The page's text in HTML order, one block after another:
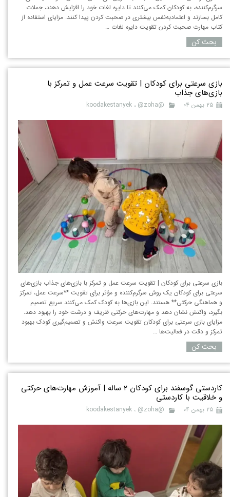
سرگرم‌کننده، به کودکان کمک می‌کنند تا دایره لغات خود را افزایش دهند، جملات
کامل بسازند و اعتمادبه‌نفس بیشتری در صحبت کردن پیدا کنند. مزایای استفاده از
کتاب مهارت صحبت کردن تقویت دایره لغات …
بحث کن
بازی سرعتی برای کودکان | تقویت سرعت عمل و تمرکز با
بازی‌های جذاب
۲۵ بهمن ۰۴ @koodakestanyek ، @zoha
بازی سرعتی برای کودکان | تقویت سرعت عمل و تمرکز با بازی‌های جذاب بازی‌های
سرعتی برای کودکان یک روش سرگرم‌کننده و مؤثر برای تقویت **سرعت عمل، تمرکز
و هماهنگی حرکتی** هستند. این بازی‌ها به کودک کمک می‌کنند سریع تصمیم
بگیرد، واکنش نشان دهد و مهارت‌های حرکتی ظریف و درشت خود را بهبود دهد.
مزایای بازی سرعتی برای کودکان تقویت سرعت واکنش و تصمیم‌گیری کودک بهبود
تمرکز و دقت در فعالیت‌ها …
بحث کن
کاردستی گوسفند برای کودکان ۲ ساله | آموزش مهارت‌های حرکتی
و خلاقیت با کاردستی
۲۵ بهمن ۰۴ @koodakestanyek ، @zoha